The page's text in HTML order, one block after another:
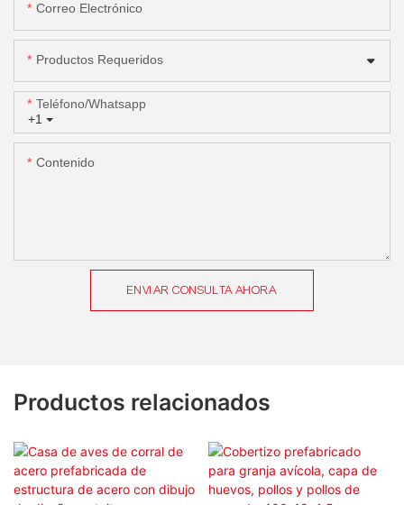
Correo Electrónico
Productos Requeridos
+1
Teléfono/whatsapp
Contenido
ENVIAR CONSULTA AHORA
Productos relacionados